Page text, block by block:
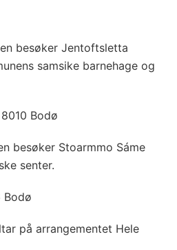
besøker Jentoftsletta
samsike barnehage og
Bodø
besøker Stoarmmo Sáme
senter.
Bodø
på arrangementet Hele